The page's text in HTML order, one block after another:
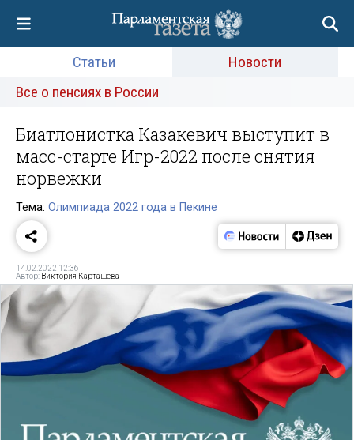
Статьи
Новости
Все о пенсиях в России
Биатлонистка Казакевич выступит в
масс-старте Игр-2022 после снятия
норвежки
Тема: Олимпиада 2022 года в Пекине
14.02.2022 12:36
Автор: Виктория Карташева